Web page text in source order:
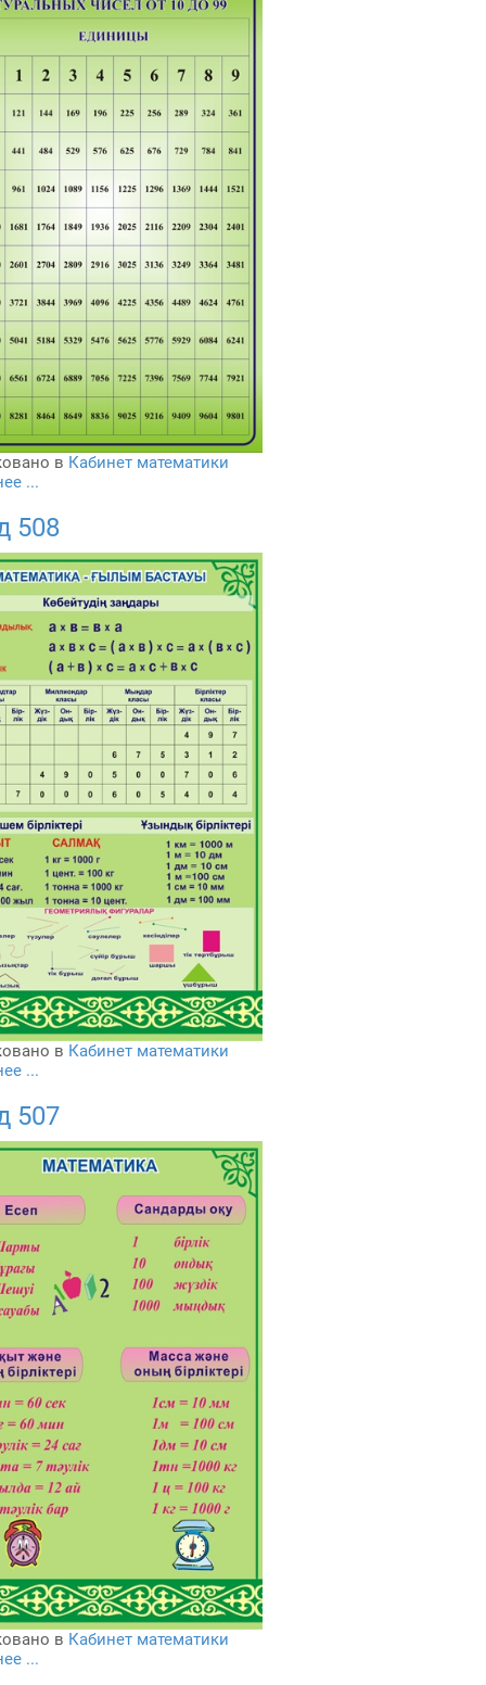
в Кабинет математики
...
508
в Кабинет математики
...
507
в Кабинет математики
...